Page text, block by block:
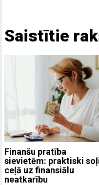
Saistītie
Finanšu pratība
sievietēm: praktiski
ceļā uz finansiālu
neatkarību